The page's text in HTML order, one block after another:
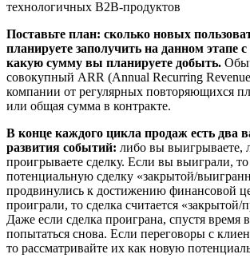
Поставьте план: сколько новых
планируете заполучить на данном этапе
какую сумму вы планируете добыть.
совокупный ARR (Annual Recurring
компании от регулярных повторяющихся
или общая сумма в контракте.
В конце каждого цикла продаж есть два
развития событий: либо вы выигрываете,
проигрываете сделку. Если вы выиграли, то
потенциальную сделку «закрытой/
продвинулись к достижению финансовой
проиграли, то сделка считается «закрытой/
Даже если сделка проиграна, спустя время
попытаться снова. Если переговоры с
то рассматривайте их как новую